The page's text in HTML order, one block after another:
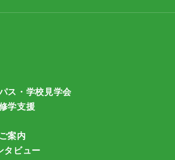
ス・学校見学会
学支援
案内
タビュー